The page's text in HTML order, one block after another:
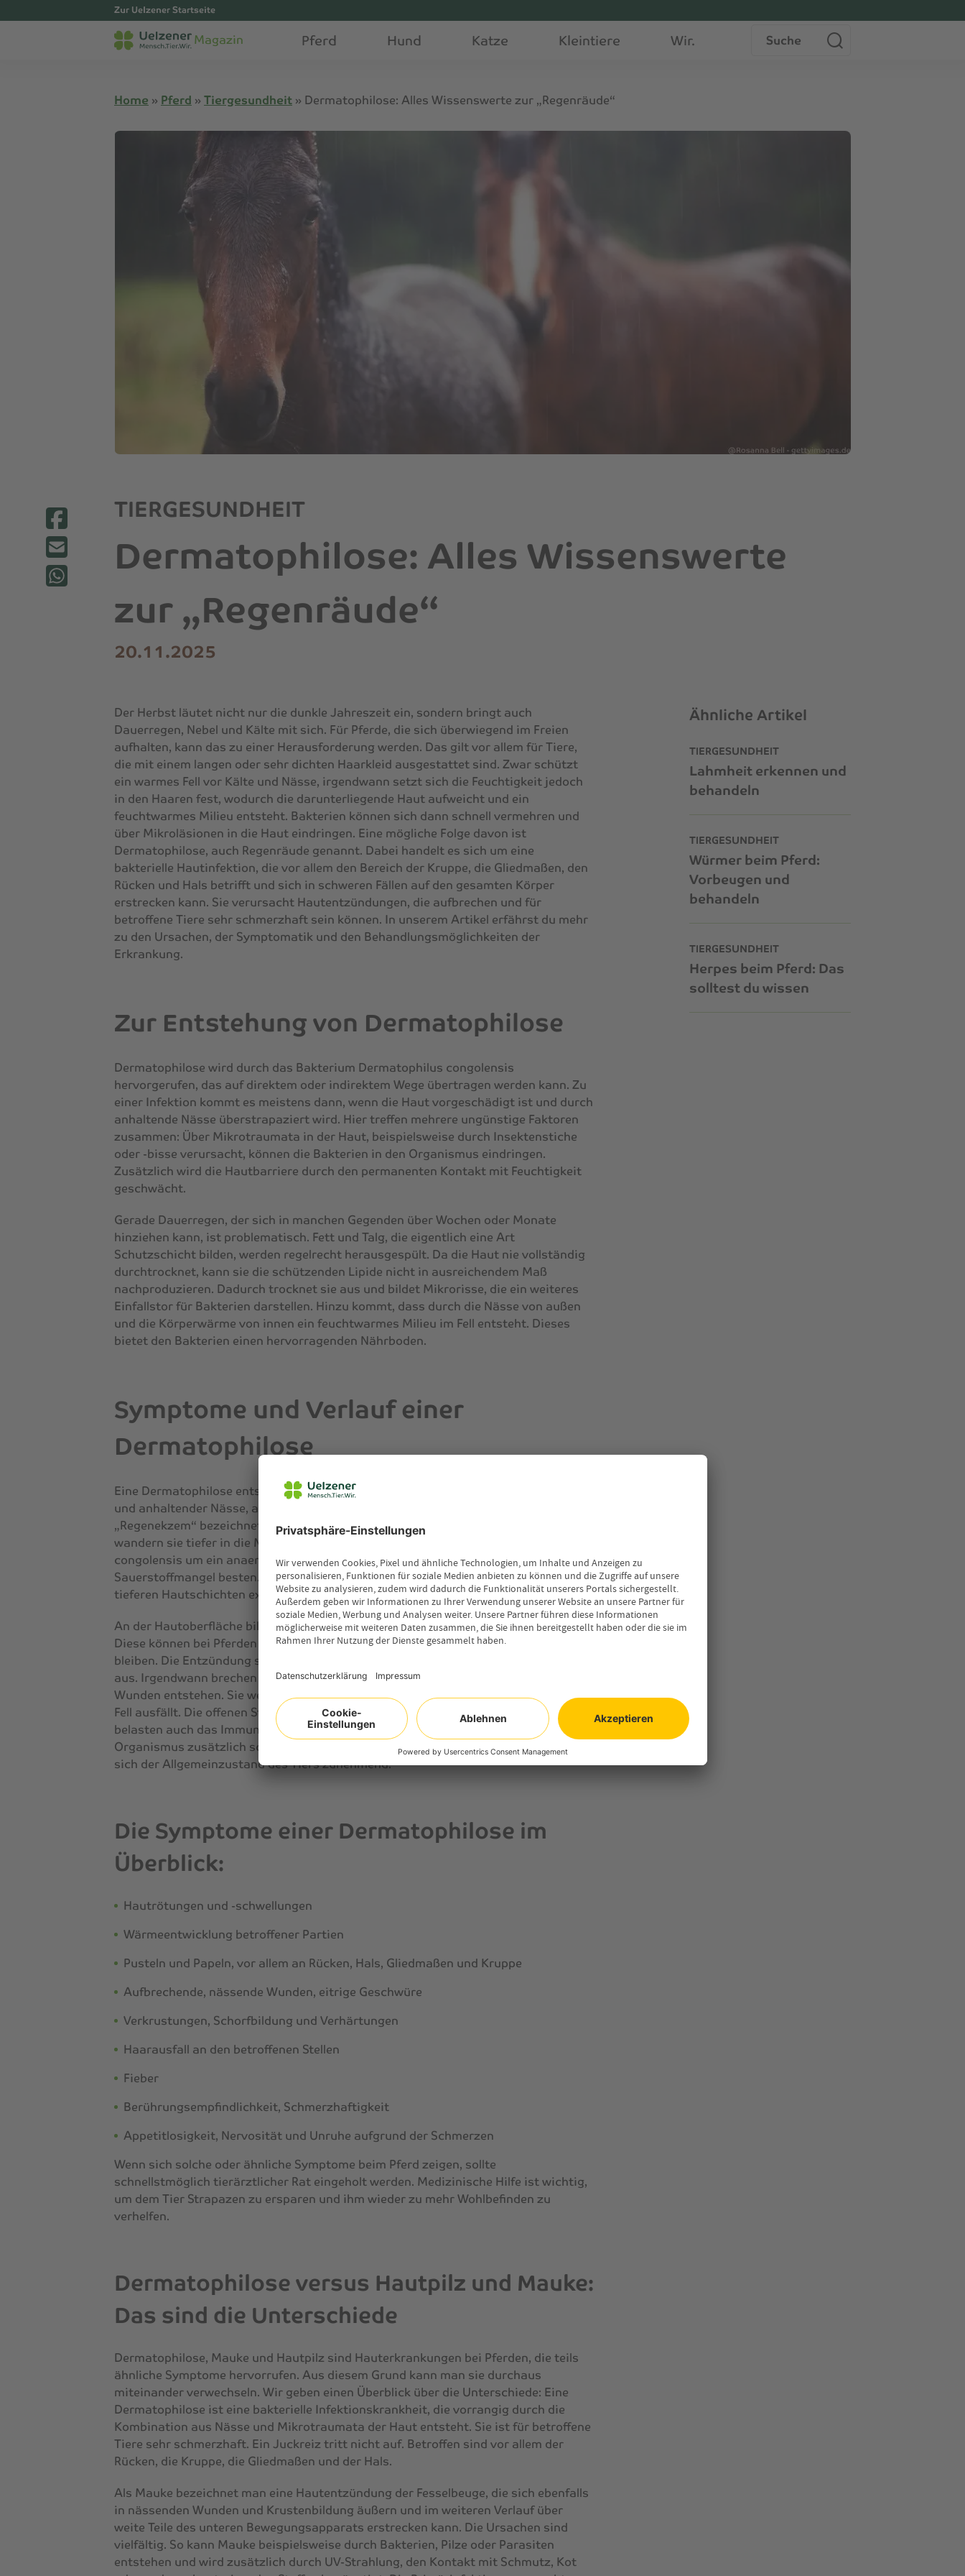
Zur Uelzener Startseite
Magazin Pferd Hund Katze Kleintiere Wir.
Home » Pferd » Tiergesundheit » Dermatophilose: Alles Wissenswerte zur „Regenräude“
TIERGESUNDHEIT
Dermatophilose: Alles Wissenswerte
zur „Regenräude“
20.11.2025
Ähnliche Artikel
TIERGESUNDHEIT
Lahmheit erkennen und
behandeln
TIERGESUNDHEIT
Würmer beim Pferd:
Vorbeugen und
behandeln
TIERGESUNDHEIT
Herpes beim Pferd: Das
solltest du wissen
Der Herbst läutet nicht nur die dunkle Jahreszeit ein, sondern bringt auch
Dauerregen, Nebel und Kälte mit sich. Für Pferde, die sich überwiegend im Freien
aufhalten, kann das zu einer Herausforderung werden. Das gilt vor allem für Tiere,
die mit einem langen oder sehr dichten Haarkleid ausgestattet sind. Zwar schützt
ein warmes Fell vor Kälte und Nässe, irgendwann setzt sich die Feuchtigkeit jedoch
in den Haaren fest, wodurch die darunterliegende Haut aufweicht und ein
feuchtwarmes Milieu entsteht. Bakterien können sich dann schnell vermehren und
über Mikroläsionen in die Haut eindringen. Eine mögliche Folge davon ist
Dermatophilose, auch Regenräude genannt. Dabei handelt es sich um eine
bakterielle Hautinfektion, die vor allem den Bereich der Kruppe, die Gliedmaßen, den
Rücken und Hals betrifft und sich in schweren Fällen auf den gesamten Körper
erstrecken kann. Sie verursacht Hautentzündungen, die aufbrechen und für
betroffene Tiere sehr schmerzhaft sein können. In unserem Artikel erfährst du mehr
zu den Ursachen, der Symptomatik und den Behandlungsmöglichkeiten der
Erkrankung.
Zur Entstehung von Dermatophilose
Dermatophilose wird durch das Bakterium Dermatophilus congolensis
hervorgerufen, das auf direktem oder indirektem Wege übertragen werden kann. Zu
einer Infektion kommt es meistens dann, wenn die Haut vorgeschädigt ist und durch
anhaltende Nässe überstrapaziert wird. Hier treffen mehrere ungünstige Faktoren
zusammen: Über Mikrotraumata in der Haut, beispielsweise durch Insektenstiche
oder -bisse verursacht, können die Bakterien in den Organismus eindringen.
Zusätzlich wird die Hautbarriere durch den permanenten Kontakt mit Feuchtigkeit
geschwächt.
Gerade Dauerregen, der sich in manchen Gegenden über Wochen oder Monate
hinziehen kann, ist problematisch. Fett und Talg, die eigentlich eine Art
Schutzschicht bilden, werden regelrecht herausgespült. Da die Haut nie vollständig
durchtrocknet, kann sie die schützenden Lipide nicht in ausreichendem Maß
nachproduzieren. Dadurch trocknet sie aus und bildet Mikrorisse, die ein weiteres
Einfallstor für Bakterien darstellen. Hinzu kommt, dass durch die Nässe von außen
und die Körperwärme von innen ein feuchtwarmes Milieu im Fell entsteht. Dieses
bietet den Bakterien einen hervorragenden Nährboden.
Symptome und Verlauf einer
Dermatophilose
Eine Dermatophilose entsteht meistens durch die Kombination aus Hautläsionen
und anhaltender Nässe, aus diesem Grund wird sie auch als „Regenräude“ oder
„Regenekzem“ bezeichnet. Sobald die Bakterien in die Haut eingedrungen sind,
wandern sie tiefer in die Mikroläsionen hinein. Da es sich bei Dermatophilus
congolensis um ein anaerobes Bakterium handelt, gedeiht es unter
Sauerstoffmangel besten. Demzufolge vermehrt es sich unter Luftabschluss in den
tieferen Hautschichten exponentiell.
An der Hautoberfläche bilden sich zunächst Schwellungen, Rötungen und Pusteln.
Diese können bei Pferden mit sehr dichtem oder langem Fell jedoch lange unbemerkt
bleiben. Die Entzündung schreitet dann weiter voran und breitet sich unter der Haut
aus. Irgendwann brechen die Infektionsherde auf, so dass nässende und eiternde
Wunden entstehen. Sie werden spätestens dann sichtbar, wenn das darüberliegende
Fell ausfällt. Die offenen Stellen verursachen nicht nur große Schmerzen, sondern
belasten auch das Immunsystem. Viele Pferde entwickeln Fieber, was den
Organismus zusätzlich schwächt. Bleibt die Infektion unbehandelt, verschlechtert
sich der Allgemeinzustand des Tiers zunehmend.
Die Symptome einer Dermatophilose im
Überblick:
Hautrötungen und -schwellungen
Wärmeentwicklung betroffener Partien
Pusteln und Papeln, vor allem an Rücken, Hals, Gliedmaßen und Kruppe
Aufbrechende, nässende Wunden, eitrige Geschwüre
Verkrustungen, Schorfbildung und Verhärtungen
Haarausfall an den betroffenen Stellen
Fieber
Berührungsempfindlichkeit, Schmerzhaftigkeit
Appetitlosigkeit, Nervosität und Unruhe aufgrund der Schmerzen
Wenn sich solche oder ähnliche Symptome beim Pferd zeigen, sollte
schnellstmöglich tierärztlicher Rat eingeholt werden. Medizinische Hilfe ist wichtig,
um dem Tier Strapazen zu ersparen und ihm wieder zu mehr Wohlbefinden zu
verhelfen.
Dermatophilose versus Hautpilz und Mauke:
Das sind die Unterschiede
Dermatophilose, Mauke und Hautpilz sind Hauterkrankungen bei Pferden, die teils
ähnliche Symptome hervorrufen. Aus diesem Grund kann man sie durchaus
miteinander verwechseln. Wir geben einen Überblick über die Unterschiede: Eine
Dermatophilose ist eine bakterielle Infektionskrankheit, die vorrangig durch die
Kombination aus Nässe und Mikrotraumata der Haut entsteht. Sie ist für betroffene
Tiere sehr schmerzhaft. Ein Juckreiz tritt nicht auf. Betroffen sind vor allem der
Rücken, die Kruppe, die Gliedmaßen und der Hals.
Als Mauke bezeichnet man eine Hautentzündung der Fesselbeuge, die sich ebenfalls
in nässenden Wunden und Krustenbildung äußern und im weiteren Verlauf über
weite Teile des unteren Bewegungsapparats erstrecken kann. Die Ursachen sind
vielfältig. So kann Mauke beispielsweise durch Bakterien, Pilze oder Parasiten
entstehen und wird zusätzlich durch UV-Strahlung, den Kontakt mit Schmutz, Kot